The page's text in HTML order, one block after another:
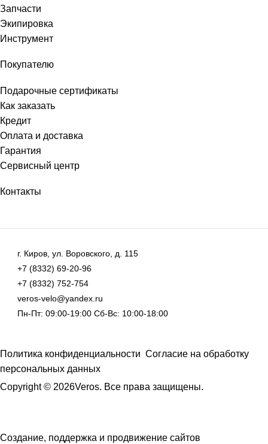
Запчасти
Экипировка
Инструмент
Покупателю
Подарочные сертификаты
Как заказать
Кредит
Оплата и доставка
Гарантия
Сервисный центр
Контакты
г. Киров, ул. Воровского, д. 115
+7 (8332) 69-20-96
+7 (8332) 752-754
veros-velo@yandex.ru
Пн-Пт: 09:00-19:00 Сб-Вс: 10:00-18:00
Политика конфиденциальности Согласие на обработку
персональных данных
Copyright © 2026Veros. Все права защищены.
Создание, поддержка и продвижение сайтов